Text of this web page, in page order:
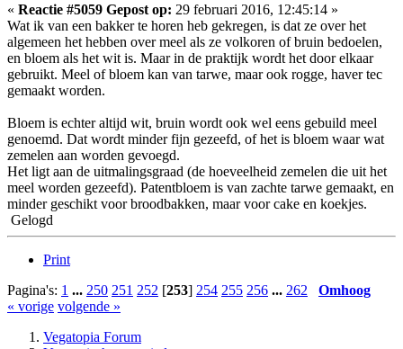
« Reactie #5059 Gepost op: 29 februari 2016, 12:45:14 »
Wat ik van een bakker te horen heb gekregen, is dat ze over het
algemeen het hebben over meel als ze volkoren of bruin bedoelen,
en bloem als het wit is. Maar in de praktijk wordt het door elkaar
gebruikt. Meel of bloem kan van tarwe, maar ook rogge, haver tec
gemaakt worden.
Bloem is echter altijd wit, bruin wordt ook wel eens gebuild meel
genoemd. Dat wordt minder fijn gezeefd, of het is bloem waar wat
zemelen aan worden gevoegd.
Het ligt aan de uitmalingsgraad (de hoeveelheid zemelen die uit het
meel worden gezeefd). Patentbloem is van zachte tarwe gemaakt, en
minder geschikt voor broodbakken, maar voor cake en koekjes.
Gelogd
Print
Pagina's: 1 ... 250 251 252 [253] 254 255 256 ... 262
Omhoog
« vorige volgende »
Vegatopia Forum